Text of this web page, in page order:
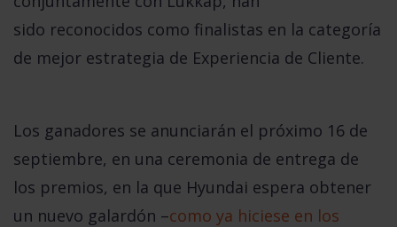
sido reconocidos como finalistas en la categoría
de mejor estrategia de Experiencia de Cliente.
Los ganadores se anunciarán el próximo 16 de
septiembre, en una ceremonia de entrega de
los premios, en la que Hyundai espera obtener
un nuevo galardón –como ya hiciese en los